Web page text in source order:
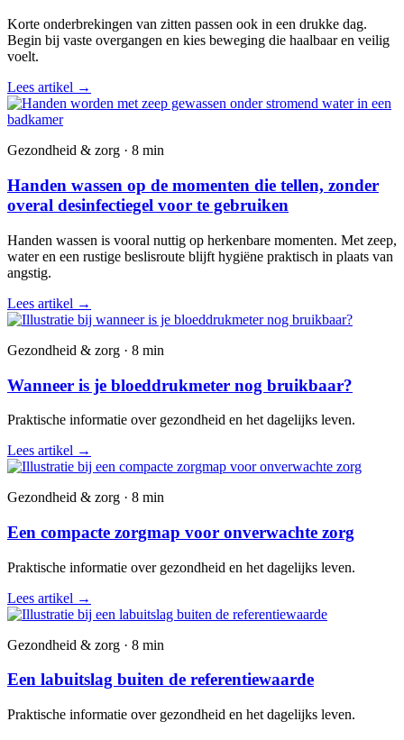
Korte onderbrekingen van zitten passen ook in een drukke dag.
Begin bij vaste overgangen en kies beweging die haalbaar en veilig
voelt.
Lees artikel →
Gezondheid & zorg · 8 min
Handen wassen op de momenten die tellen, zonder
overal desinfectiegel voor te gebruiken
Handen wassen is vooral nuttig op herkenbare momenten. Met zeep,
water en een rustige beslisroute blijft hygiëne praktisch in plaats van
angstig.
Lees artikel →
Gezondheid & zorg · 8 min
Wanneer is je bloeddrukmeter nog bruikbaar?
Praktische informatie over gezondheid en het dagelijks leven.
Lees artikel →
Gezondheid & zorg · 8 min
Een compacte zorgmap voor onverwachte zorg
Praktische informatie over gezondheid en het dagelijks leven.
Lees artikel →
Gezondheid & zorg · 8 min
Een labuitslag buiten de referentiewaarde
Praktische informatie over gezondheid en het dagelijks leven.